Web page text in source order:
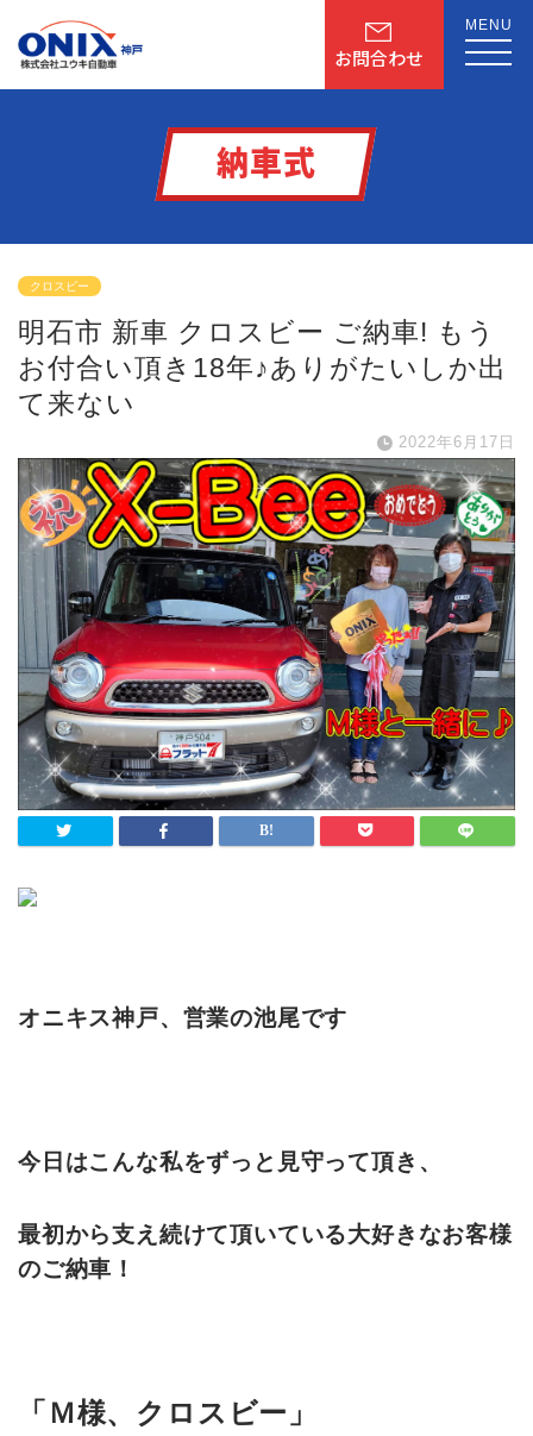
お問合わせ
MENU
納車式
クロスビー
明石市 新車 クロスビー ご納車! もう
お付合い頂き18年♪ありがたいしか出
て来ない
2022年6月17日
オニキス神戸、営業の池尾です
今日はこんな私をずっと見守って頂き、
最初から支え続けて頂いている大好きなお客様
のご納車！
「Ｍ様、クロスビー」